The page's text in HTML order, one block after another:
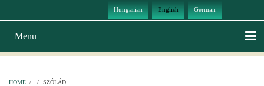
Hungarian English German
Main
navigation
Menu
HOME / / SZÓLÁD